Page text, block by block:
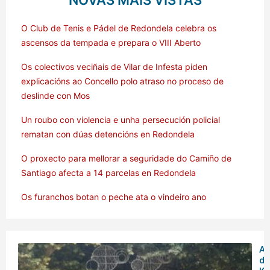
O Club de Tenis e Pádel de Redondela celebra os
ascensos da tempada e prepara o VIII Aberto
Os colectivos veciñais de Vilar de Infesta piden
explicacións ao Concello polo atraso no proceso de
deslinde con Mos
Un roubo con violencia e unha persecución policial
rematan con dúas detencións en Redondela
O proxecto para mellorar a seguridade do Camiño de
Santiago afecta a 14 parcelas en Redondela
Os furanchos botan o peche ata o vindeiro ano